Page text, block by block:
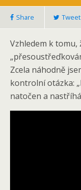
Share Tweet
Vzhledem k tomu,
Zcela náhodně
kontrolní otázka:
natočen a